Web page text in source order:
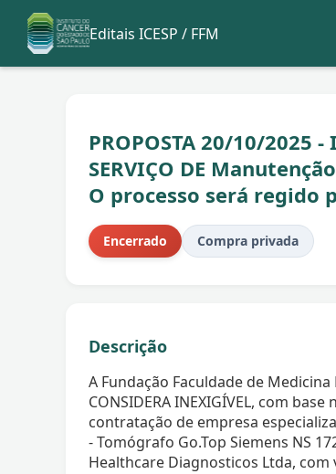
Editais ICESP / FFM
PROPOSTA 20/10/2025 -
SERVIÇO DE
O processo será regido
Encerrado Compra privada
Descrição
A Fundação Faculdade de
CONSIDERA INEXIGÍVEL, com
contratação de empresa
- Tomógrafo Go.Top Siemens NS
Healthcare Diagnosticos Ltda, com